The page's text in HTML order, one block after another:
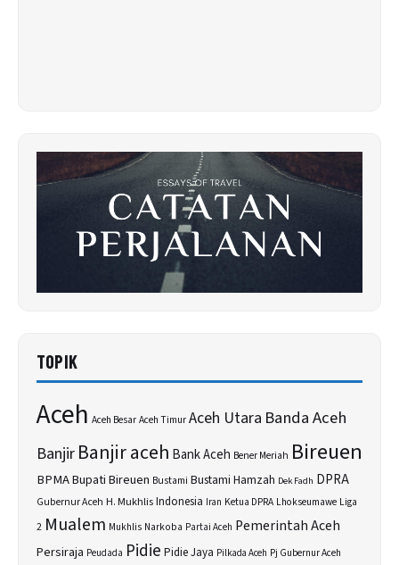
TOPIK
Aceh Aceh BesarAceh TimurAceh Utara Banda Aceh
BanjirBanjir aceh Bank Aceh Bener Meriah Bireuen
BPMABupati Bireuen Bustami Bustami Hamzah Dek Fadh DPRA
Gubernur Aceh H. MukhlisIndonesia Iran Ketua DPRA Lhokseumawe Liga
2 Mualem Mukhlis Narkoba Partai Aceh Pemerintah Aceh
Persiraja Peudada Pidie Pidie Jaya Pilkada Aceh Pj Gubernur Aceh